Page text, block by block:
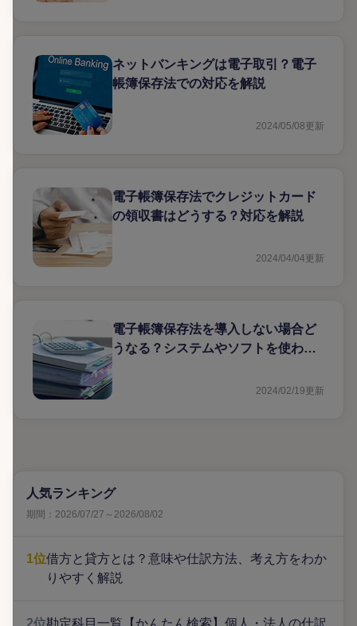
ネットバンキングは電子取引？電子
帳簿保存法での対応を解説
2024/05/08更新
電子帳簿保存法でクレジットカード
の領収書はどうする？対応を解説
2024/04/04更新
電子帳簿保存法を導入しない場合ど
うなる？システムやソフトを使わな
2024/02/19更新
人気ランキング
期間：2026/07/27～2026/08/02
1位借方と貸方とは？意味や仕訳方法、考え方をわか
りやすく解説
2位勘定科目一覧【かんたん検索】個人・法人の仕訳